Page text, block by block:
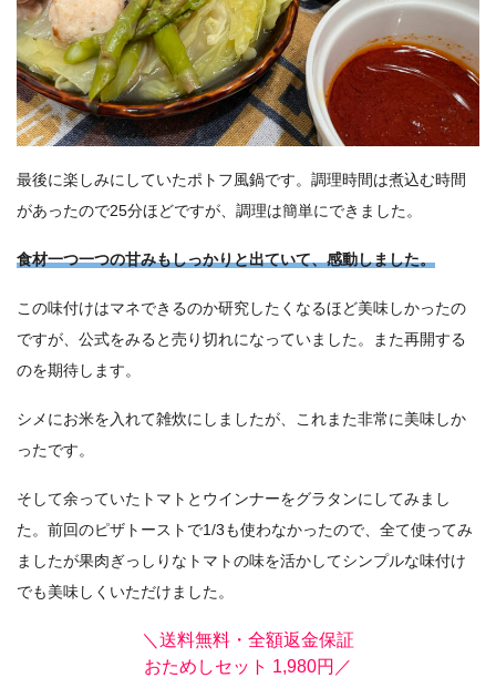
最後に楽しみにしていたポトフ風鍋です。調理時間は煮込む時間
があったので25分ほどですが、調理は簡単にできました。
食材一つ一つの甘みもしっかりと出ていて、感動しました。
この味付けはマネできるのか研究したくなるほど美味しかったの
ですが、公式をみると売り切れになっていました。また再開する
のを期待します。
シメにお米を入れて雑炊にしましたが、これまた非常に美味しか
ったです。
そして余っていたトマトとウインナーをグラタンにしてみまし
た。前回のピザトーストで1/3も使わなかったので、全て使ってみ
ましたが果肉ぎっしりなトマトの味を活かしてシンプルな味付け
でも美味しくいただけました。
＼送料無料・全額返金保証
おためしセット 1,980円／